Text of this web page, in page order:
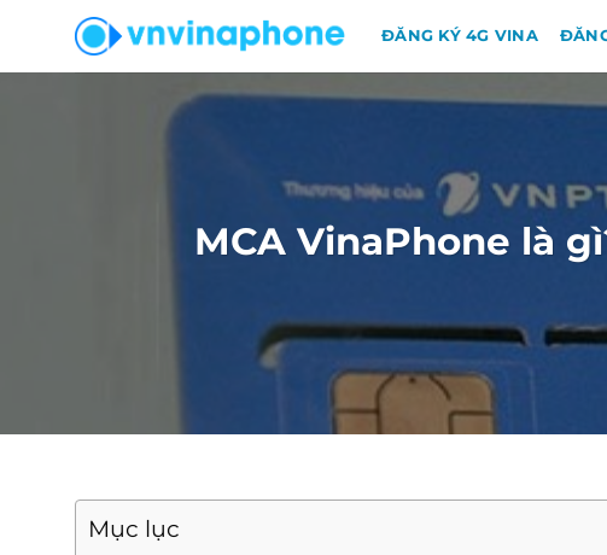
nội
ĐĂNG KÝ 4G VINA
MCA VinaPhone là
Mục lục